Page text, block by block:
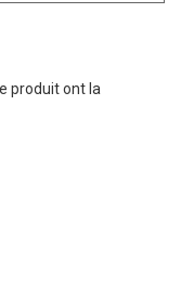
produit ont la